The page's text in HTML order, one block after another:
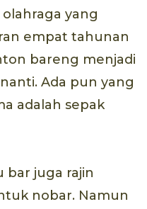
yang
empat tahunan
bareng menjadi
Ada pun yang
adalah sepak
bar juga rajin
nobar. Namun